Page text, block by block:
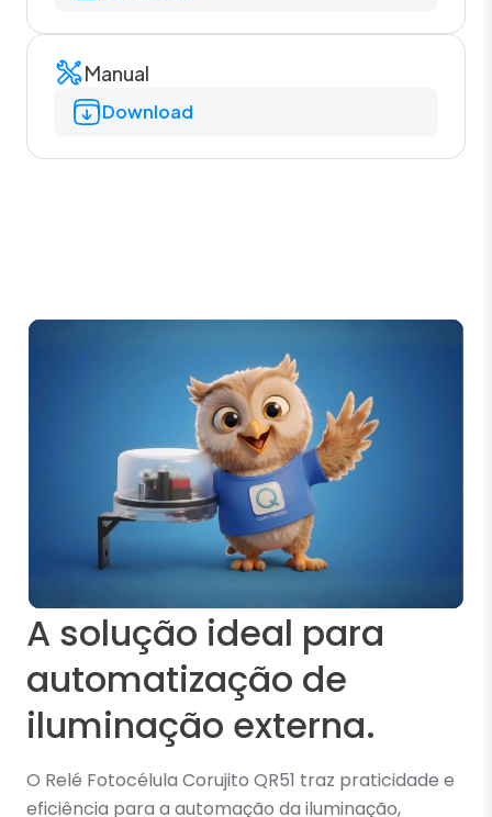
Manual
Download
A solução ideal para
automatização de
iluminação externa.
O Relé Fotocélula Corujito QR51 traz praticidade e
eficiência para a automação da iluminação,